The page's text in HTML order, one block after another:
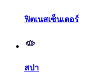
ฟิตเนสเซ็นเตอร์
สปา